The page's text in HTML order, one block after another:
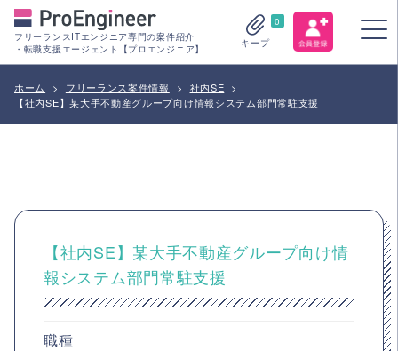
フリーランスITエンジニア専門の案件紹介
・転職支援エージェント【プロエンジニア】
0
キープ
ホーム > フリーランス案件情報 > 社内SE >
【社内SE】某大手不動産グループ向け情報システム部門常駐支援
【社内SE】某大手不動産グループ向け情
報システム部門常駐支援
職種